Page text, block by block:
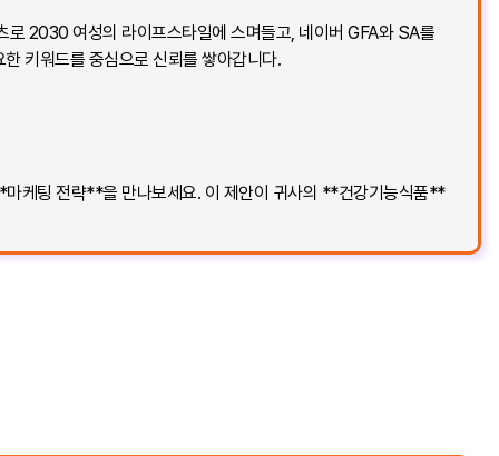
2030 여성의 라이프스타일에 스며들고, 네이버 GFA와 SA를
키워드를 중심으로 신뢰를 쌓아갑니다.
케팅 전략**을 만나보세요. 이 제안이 귀사의 **건강기능식품**